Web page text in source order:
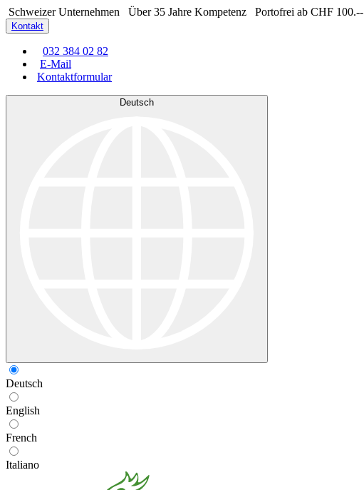
Schweizer Unternehmen Über 35 Jahre Kompetenz Portofrei ab CHF 100.--
Kontakt
032 384 02 82
E-Mail
Kontaktformular
Deutsch
Deutsch
English
French
Italiano